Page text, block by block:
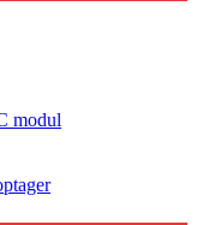
modul